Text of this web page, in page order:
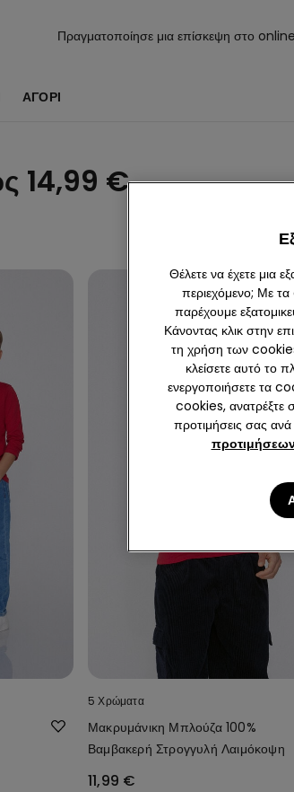
Πραγματοποίησε μια επίσκεψη στο
ΑΓΌΡΙ
14,99 €
5 Χρώματα
Μακρυμάνικη Μπλούζα 100%
Βαμβακερή Στρογγυλή Λαιμόκοψη
11,99 €
Θέλετε να έχετε μια
περιεχόμενο; Με
παρέχουμε
Κάνοντας κλικ στην
τη χρήση των
κλείσετε αυτό το
ενεργοποιήσετε τα
cookies, ανατρέξτε
προτιμήσεις σας